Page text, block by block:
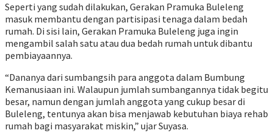
Seperti yang sudah dilakukan, Gerakan Pramuka Buleleng
masuk membantu dengan partisipasi tenaga dalam bedah
rumah. Di sisi lain, Gerakan Pramuka Buleleng juga ingin
mengambil salah satu atau dua bedah rumah untuk dibantu
pembiayaannya.
“Dananya dari sumbangsih para anggota dalam Bumbung
Kemanusiaan ini. Walaupun jumlah sumbangannya tidak begitu
besar, namun dengan jumlah anggota yang cukup besar di
Buleleng, tentunya akan bisa menjawab kebutuhan biaya rehab
rumah bagi masyarakat miskin,” ujar Suyasa.